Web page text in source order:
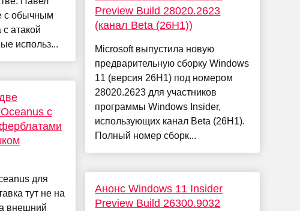
с обычным
атакой
использ...
с
для
тут не на
внешний
Preview Build 28020.2623
(канал Beta (26H1))
Microsoft выпустила новую
предварительную сборку Windows
11 (версия 26H1) под номером
28020.2623 для участников
программы Windows Insider,
использующих канал Beta (26H1).
Полный номер сборк...
Анонс Windows 11 Insider
Preview Build 26300.9032